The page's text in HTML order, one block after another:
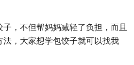
，不但帮妈妈减轻了负担，而且
，大家想学包饺子就可以找我